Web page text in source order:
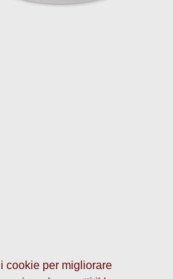
cookie per migliorare